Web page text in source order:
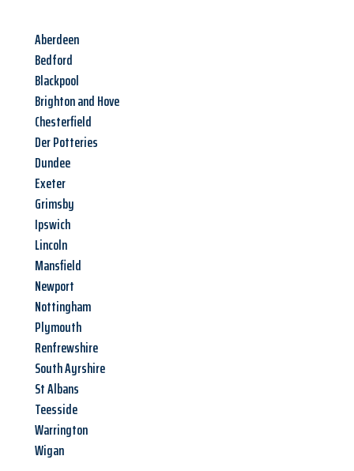
Aberdeen
Bedford
Blackpool
Brighton and Hove
Chesterfield
Der Potteries
Dundee
Exeter
Grimsby
Ipswich
Lincoln
Mansfield
Newport
Nottingham
Plymouth
Renfrewshire
South Ayrshire
St Albans
Teesside
Warrington
Wigan